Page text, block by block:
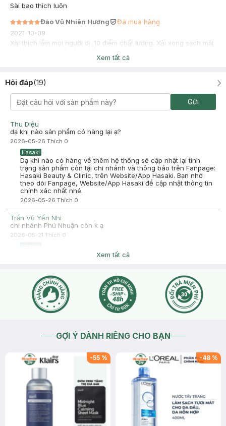
Sài bao thích luôn
Đào Vũ Nhiên Hương
Đã mua hàng
2021-10-09
Xài thích lắm mọi người ơi. 10 điểm chất lượng. Xài xong sạch mặt
Xem tất cả
Hỏi đáp(19)
Gửi
Thu Diệu
dạ khi nào sản phẩm có hàng lại ạ?
2026-05-26 Thích 0
Hasaki
Dạ khi nào có hàng về thêm hệ thống sẽ cập nhật lại tình
trạng sản phẩm còn tại chi nhánh và thông báo trên Fanpage:
Hasaki Beauty & Clinic, trên Website/App Hasaki. Bạn nhớ
theo dõi Fanpage, Website/App Hasaki để cập nhật thông tin
chính xác nhất nhé.
2026-05-26 Thích 0
Trần Vũ Yến Nhi
chi nhánh Phú Nhuận còn k ạ
2026-05-21 Thích 0
Dạ hiện sản phẩm đang tạm hết hàng ạ
Xem tất cả
GỢI Ý DÀNH RIÊNG CHO BẠN
-55 % -48 %